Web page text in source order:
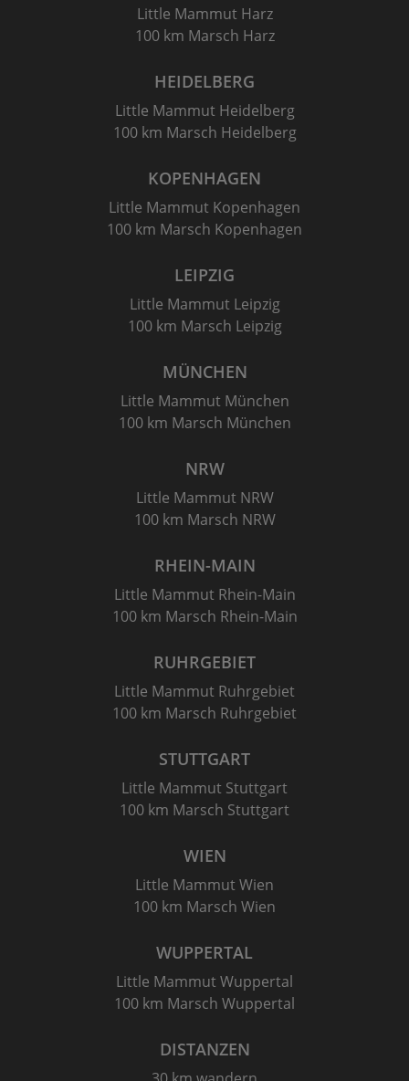
Little Mammut Harz
100 km Marsch Harz
HEIDELBERG
Little Mammut Heidelberg
100 km Marsch Heidelberg
KOPENHAGEN
Little Mammut Kopenhagen
100 km Marsch Kopenhagen
LEIPZIG
Little Mammut Leipzig
100 km Marsch Leipzig
MÜNCHEN
Little Mammut München
100 km Marsch München
NRW
Little Mammut NRW
100 km Marsch NRW
RHEIN-MAIN
Little Mammut Rhein-Main
100 km Marsch Rhein-Main
RUHRGEBIET
Little Mammut Ruhrgebiet
100 km Marsch Ruhrgebiet
STUTTGART
Little Mammut Stuttgart
100 km Marsch Stuttgart
WIEN
Little Mammut Wien
100 km Marsch Wien
WUPPERTAL
Little Mammut Wuppertal
100 km Marsch Wuppertal
DISTANZEN